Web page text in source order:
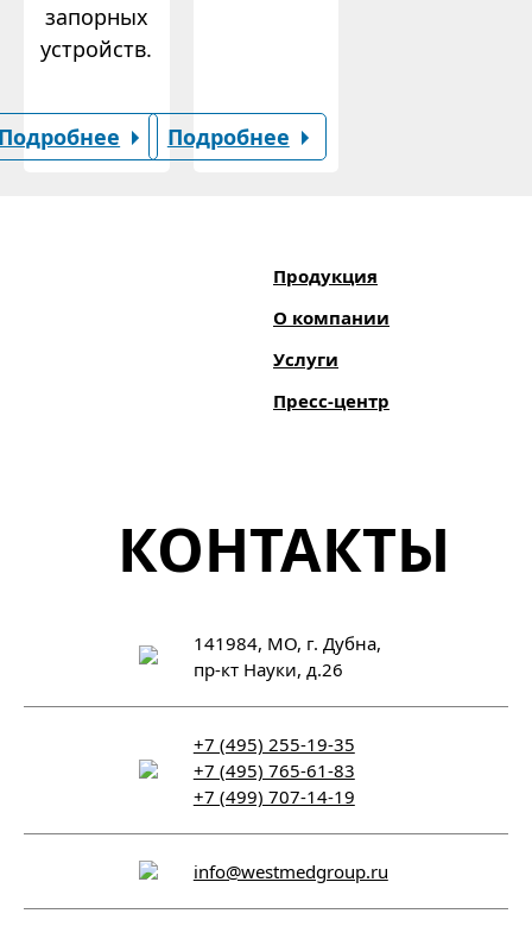
запорных
устройств.
Подробнее
Продукция
О компании
Услуги
Пресс-центр
КОНТАКТЫ
141984, МО, г. Дубна,
пр-кт Науки, д.26
+7 (495) 255-19-35
+7 (495) 765-61-83
+7 (499) 707-14-19
info@westmedgroup.ru